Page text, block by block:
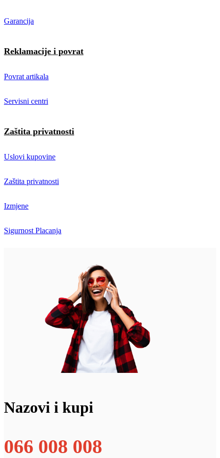
Garancija
Reklamacije i povrat
Povrat artikala
Servisni centri
Zaštita privatnosti
Uslovi kupovine
Zaštita privatnosti
Izmjene
Sigurnost Placanja
Nazovi i kupi
066 008 008